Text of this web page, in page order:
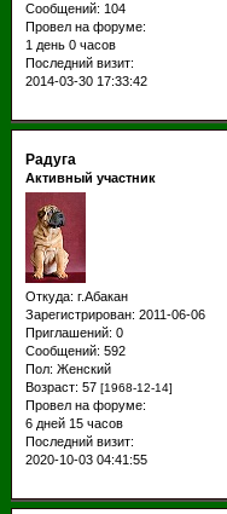
Сообщений: 104
Провел на форуме:
1 день 0 часов
Последний визит:
2014-03-30 17:33:42
Радуга
Активный участник
Откуда: г.Абакан
Зарегистрирован: 2011-06-06
Приглашений: 0
Сообщений: 592
Пол: Женский
Возраст: 57 [1968-12-14]
Провел на форуме:
6 дней 15 часов
Последний визит:
2020-10-03 04:41:55